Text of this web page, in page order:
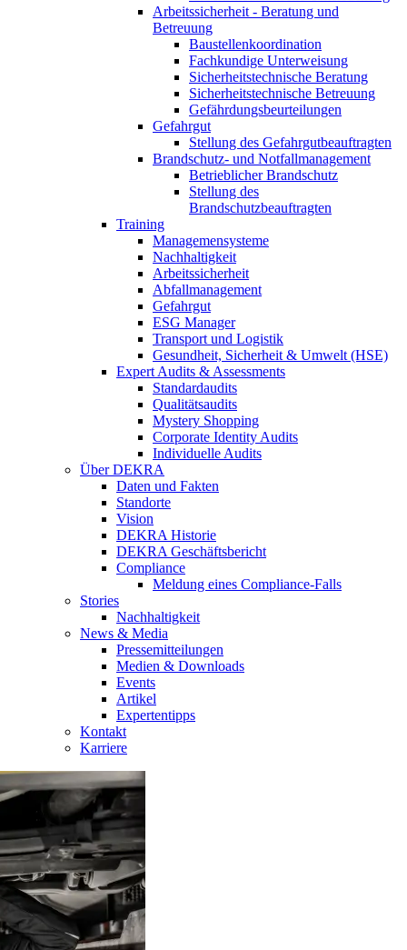
Arbeitssicherheit - Beratung und
Betreuung
Baustellenkoordination
Fachkundige Unterweisung
Sicherheitstechnische Beratung
Sicherheitstechnische Betreuung
Gefährdungsbeurteilungen
Gefahrgut
Stellung des Gefahrgutbeauftragten
Brandschutz- und Notfallmanagement
Betrieblicher Brandschutz
Stellung des
Brandschutzbeauftragten
Training
Managemensysteme
Nachhaltigkeit
Arbeitssicherheit
Abfallmanagement
Gefahrgut
ESG Manager
Transport und Logistik
Gesundheit, Sicherheit & Umwelt (HSE)
Expert Audits & Assessments
Standardaudits
Qualitätsaudits
Mystery Shopping
Corporate Identity Audits
Individuelle Audits
Über DEKRA
Daten und Fakten
Standorte
Vision
DEKRA Historie
DEKRA Geschäftsbericht
Compliance
Meldung eines Compliance-Falls
Stories
Nachhaltigkeit
News & Media
Pressemitteilungen
Medien & Downloads
Events
Artikel
Expertentipps
Kontakt
Karriere